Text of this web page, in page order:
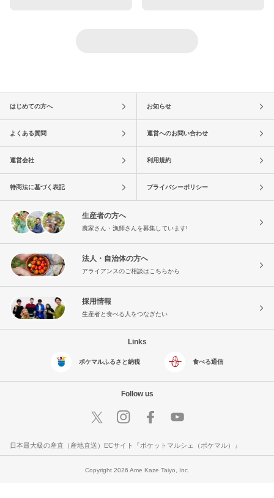
はじめての方へ お知らせ
よくある質問 運営へのお問い合わせ
運営会社 利用規約
特商法に基づく表記 プライバシーポリシー
生産者の方へ
農家さん・漁師さんを募集しています!
法人・自治体の方へ
アライアンスのご相談はこちらから
採用情報
生産者と食べる人をつなぎたい
Links
ポケマルふるさと納税 食べる通信
Follow us
日本最大級の産直（産地直送）ECサイト『ポケットマルシェ（ポケマル）』
Copyright 2026 Ame Kaze Taiyo, Inc.